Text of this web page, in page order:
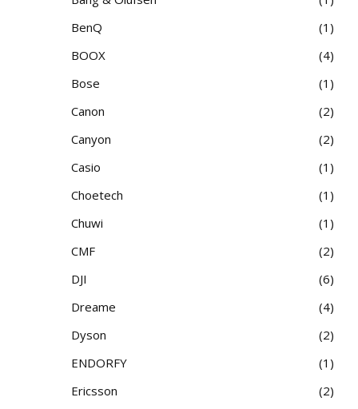
BenQ
1
BOOX
4
Bose
1
Canon
2
Canyon
2
Casio
1
Choetech
1
Chuwi
1
CMF
2
DJI
6
Dreame
4
Dyson
2
ENDORFY
1
Ericsson
2